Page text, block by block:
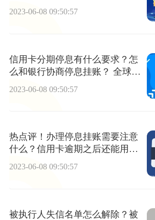
2023-06-08 09:50:57
信用卡分期停息有什么要求？怎
么和银行协商停息挂账？ 全球新
2023-06-08 09:50:57
热点评！办理停息挂账需要注意
什么？信用卡逾期之后还能用
吗？
2023-06-08 09:50:57
被执行人失信名单怎么解除？被